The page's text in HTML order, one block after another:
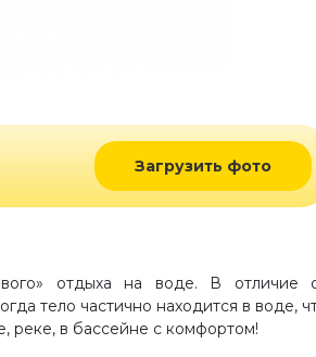
Загрузить фото
отдыха на воде. В отличие
тело частично находится в воде,
реке, в бассейне с комфортом!